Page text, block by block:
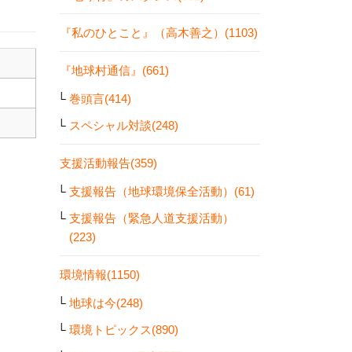
『私のひとこと』（高木善之）(1103)
『地球村通信』(661)
巻頭言(414)
スペシャル対談(248)
支援活動報告(359)
支援報告（地球環境保全活動）(61)
支援報告（緊急人道支援活動）
(223)
環境情報(1150)
地球は今(248)
環境トピックス(890)